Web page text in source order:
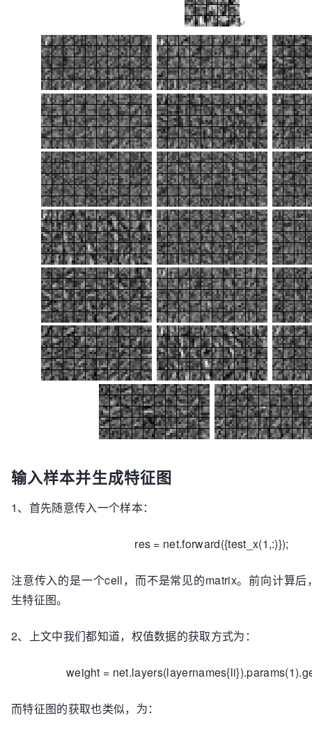
:this_outnum
zeros
for gridhi=1 :grid_h
for gridwi=1:grid_w
                    weight_map((gridhi
-1)*
(magnifys*ker_h+1)+1:gridhi*(magnifys*ker_h+ 1)-1
(magnifys*ker_w+1)+1:gridwi*
(magnifys*ker_w+1)-1)=imresize(weight(:,:,(gridhi-
)*grid_w+gridwi,thisi),magnifys,'nearest');
end
end
           imwrite(uint8(weight_map(
1:end-1, 1:end-
)*255),sprintf('layer_%s_this_%d.bmp'
end
elseif strcmp(layernames{li}(1:4),'pool'
%无参，不需要plot
end
end
输入样本并生成特征图
1、首先随意传入一个样本：
res = net.forward({test_x(1,:)});
注意传入的是一个cell，而不是常见的matrix。前向计算
生特征图。
2、上文中我们都知道，权值数据的获取方式为：
weight =
而特征图的获取也类似，为：